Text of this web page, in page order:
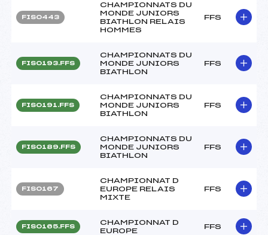
FIS0443
CHAMPIONNATS DU
MONDE JUNIORS
BIATHLON RELAIS
HOMMES
FFS
FIS0193.FFS
CHAMPIONNATS DU
MONDE JUNIORS
BIATHLON
FFS
FIS0191.FFS
CHAMPIONNATS DU
MONDE JUNIORS
BIATHLON
FFS
FIS0189.FFS
CHAMPIONNATS DU
MONDE JUNIORS
BIATHLON
FFS
FIS0167
CHAMPIONNAT D
EUROPE RELAIS
MIXTE
FFS
FIS0165.FFS
CHAMPIONNAT D
EUROPE
FFS